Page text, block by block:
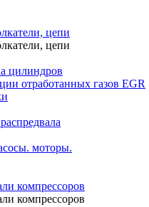
цепи
цепи
цилиндров
отработанных газов EGR
моторы.
компрессоров
компрессоров